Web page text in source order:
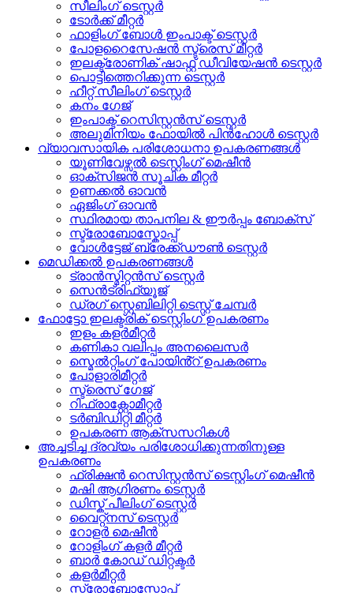
സീലിംഗ് ടെസ്റ്റർ
ടോർക്ക് മീറ്റർ
ഫാളിംഗ് ബോൾ ഇംപാക്ട് ടെസ്റ്റർ
പോളറൈസേഷൻ സ്ട്രെസ് മീറ്റർ
ഇലക്ട്രോണിക് ഷാഫ്റ്റ് ഡീവിയേഷൻ ടെസ്റ്റർ
പൊട്ടിത്തെറിക്കുന്ന ടെസ്റ്റർ
ഹീറ്റ് സീലിംഗ് ടെസ്റ്റർ
കനം ഗേജ്
ഇംപാക്ട് റെസിസ്റ്റൻസ് ടെസ്റ്റർ
അലുമിനിയം ഫോയിൽ പിൻഹോൾ ടെസ്റ്റർ
വ്യാവസായിക പരിശോധനാ ഉപകരണങ്ങൾ
യൂണിവേഴ്സൽ ടെസ്റ്റിംഗ് മെഷീൻ
ഓക്സിജൻ സൂചിക മീറ്റർ
ഉണക്കൽ ഓവൻ
ഏജിംഗ് ഓവൻ
സ്ഥിരമായ താപനില & ഈർപ്പം ബോക്സ്
സ്ട്രോബോസ്കോപ്പ്
വോൾട്ടേജ് ബ്രേക്ക്ഡൗൺ ടെസ്റ്റർ
മെഡിക്കൽ ഉപകരണങ്ങൾ
ട്രാൻസ്മിറ്റൻസ് ടെസ്റ്റർ
സെൻട്രിഫ്യൂജ്
ഡ്രഗ് സ്റ്റെബിലിറ്റി ടെസ്റ്റ് ചേമ്പർ
ഫോട്ടോ ഇലക്ട്രിക് ടെസ്റ്റിംഗ് ഉപകരണം
ഇളം കളർമീറ്റർ
കണികാ വലിപ്പം അനലൈസർ
സ്മെൽറ്റിംഗ് പോയിൻ്റ് ഉപകരണം
പോളാരിമീറ്റർ
സ്ട്രെസ് ഗേജ്
റിഫ്രാക്റ്റോമീറ്റർ
ടർബിഡിറ്റി മീറ്റർ
ഉപകരണ ആക്സസറികൾ
അച്ചടിച്ച ദ്രവ്യം പരിശോധിക്കുന്നതിനുള്ള
ഉപകരണം
ഫ്രിക്ഷൻ റെസിസ്റ്റൻസ് ടെസ്റ്റിംഗ് മെഷീൻ
മഷി ആഗിരണം ടെസ്റ്റർ
ഡിസ്ക് പീലിംഗ് ടെസ്റ്റർ
വൈറ്റ്നസ് ടെസ്റ്റർ
റോളർ മെഷീൻ
റോളിംഗ് കളർ മീറ്റർ
ബാർ കോഡ് ഡിറ്റക്ടർ
കളർമീറ്റർ
സ്ട്രോബോസ്കോപ്പ്